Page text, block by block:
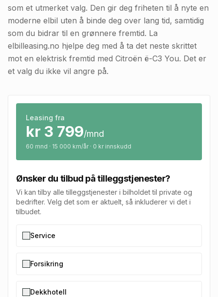
som et utmerket valg. Den gir deg friheten til å nyte en
moderne elbil uten å binde deg over lang tid, samtidig
som du bidrar til en grønnere fremtid. La
elbilleasing.no hjelpe deg med å ta det neste skrittet
mot en elektrisk fremtid med Citroën ë-C3 You. Det er
et valg du ikke vil angre på.
Leasing fra
kr 3 799/mnd
60 mnd · 15 000 km/år · 0 kr innskudd
Ønsker du tilbud på tilleggstjenester?
Vi kan tilby alle tilleggstjenester i bilholdet til private og
bedrifter. Velg det som er aktuelt, så inkluderer vi det i
tilbudet.
Service
Forsikring
Dekkhotell